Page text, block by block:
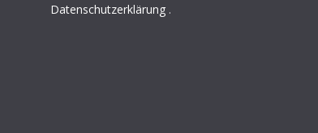
Datenschutzerklärung .